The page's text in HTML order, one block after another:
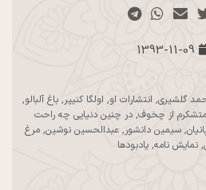
1393-11-09
گلشیری, انتشارات او, اولگا کنیپر, باغ آلبالو,
متشکرم از چخوف, در چنين دنيايي چه راحت
, سیمین دانشور, عبدالحسین نوشین, مرغ
, نمایش نامه, یادبودها